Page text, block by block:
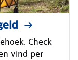
Check
vind per